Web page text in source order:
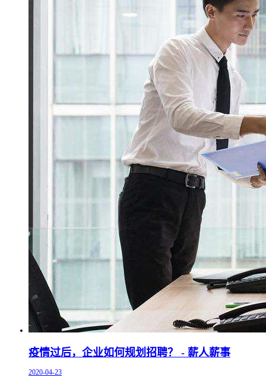
疫情过后，企业如何规划招聘？ - 薪人薪事
2020-04-23